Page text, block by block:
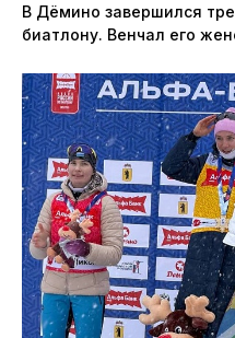
В Дёмино завершился
биатлону. Венчал его